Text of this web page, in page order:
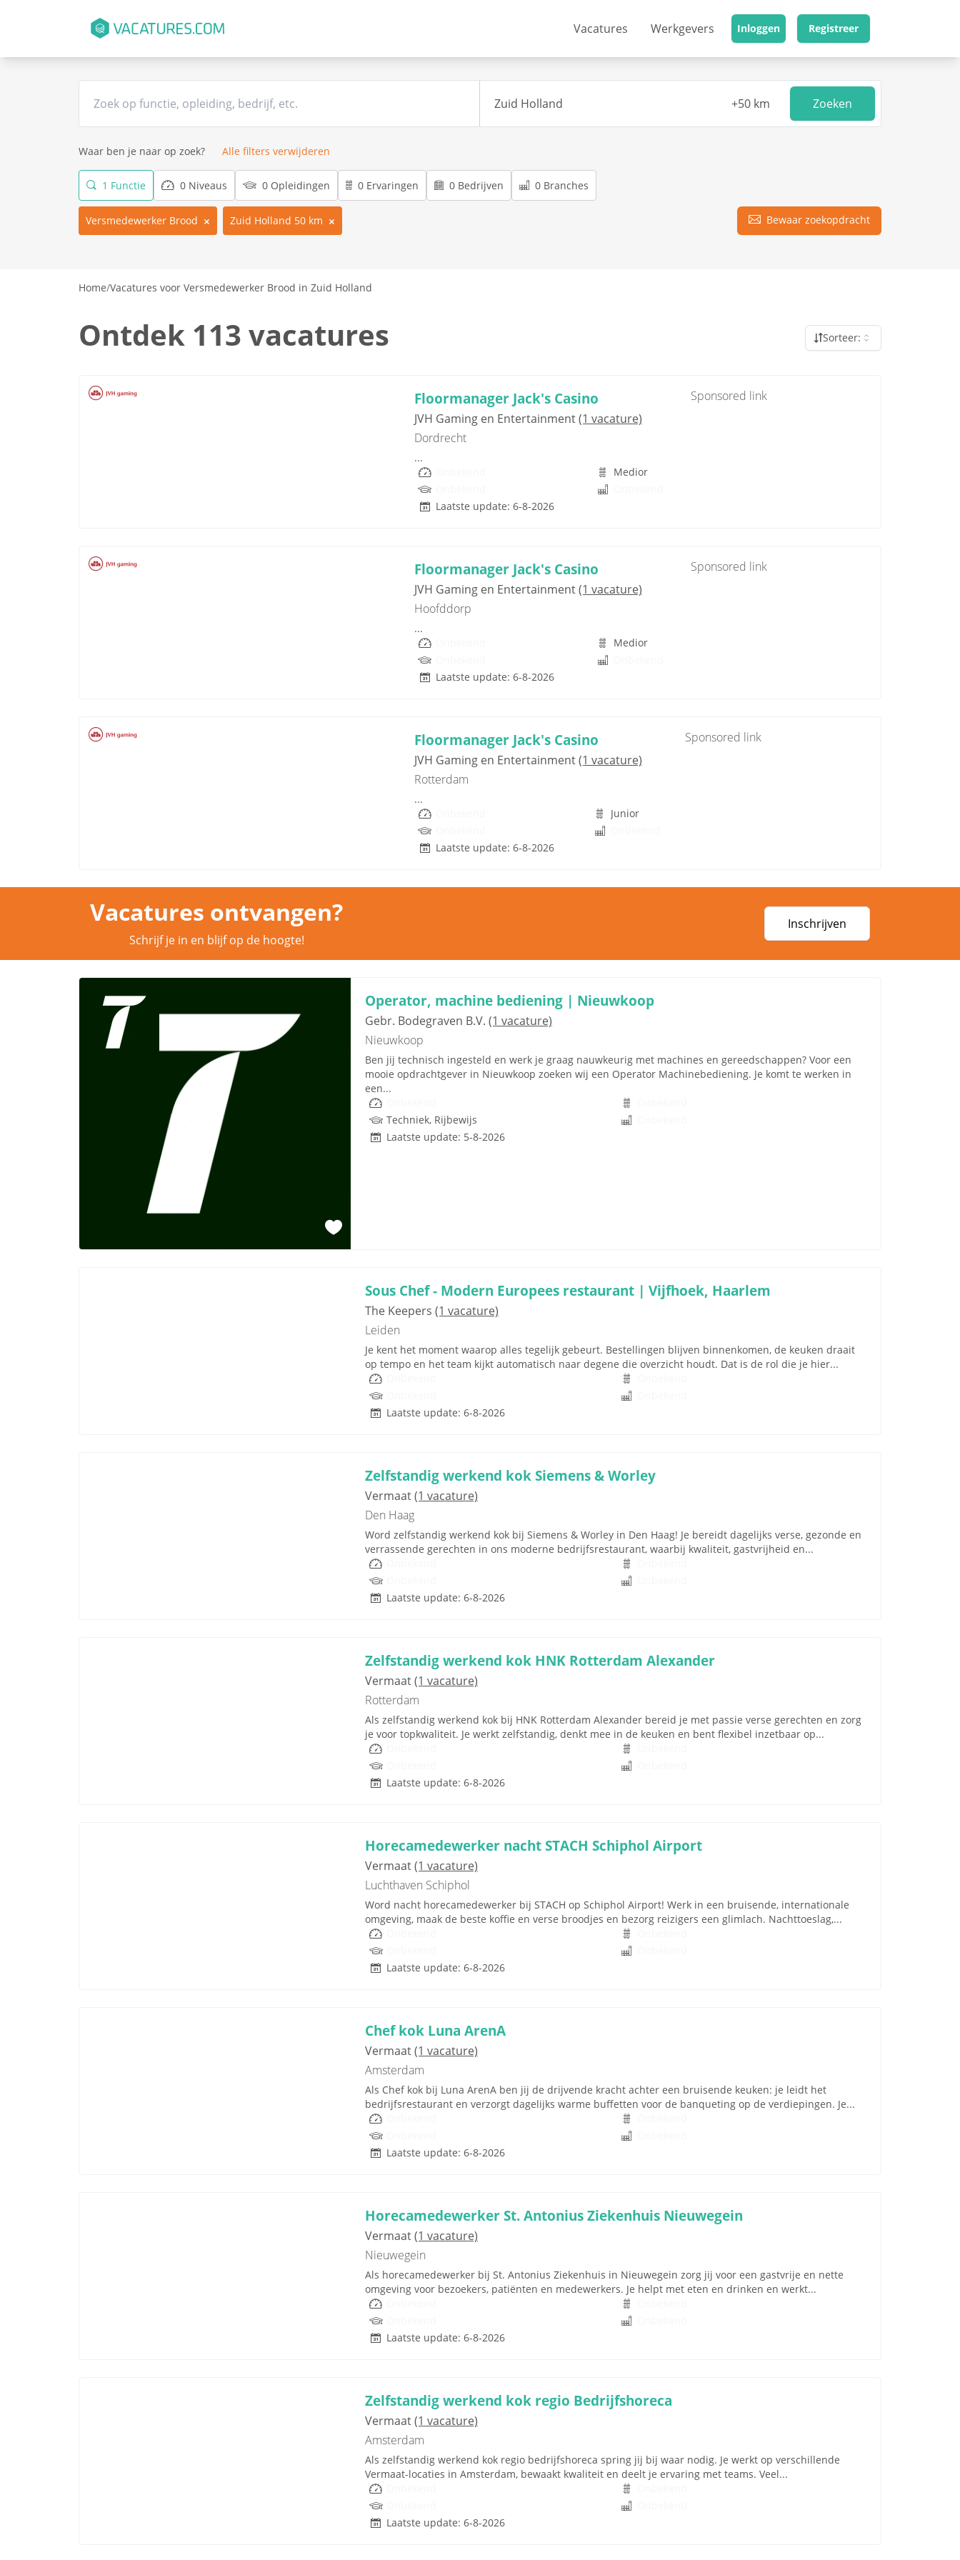
Vacatures Werkgevers Inloggen Registreer
Zoeken
Waar ben je naar op zoek? Alle filters verwijderen
1 Functie 0 Niveaus 0 Opleidingen 0 Ervaringen 0 Bedrijven 0 Branches
Versmedewerker Brood Zuid Holland 50 km Bewaar zoekopdracht
Home/Vacatures voor Versmedewerker Brood in Zuid Holland
Ontdek 113 vacatures Sorteer:
Floormanager Jack's Casino
JVH Gaming en Entertainment(1 vacature)
Dordrecht
Sponsored link
...
Medior
Laatste update: 6-8-2026
Floormanager Jack's Casino
JVH Gaming en Entertainment(1 vacature)
Hoofddorp
Sponsored link
...
Medior
Laatste update: 6-8-2026
Floormanager Jack's Casino
JVH Gaming en Entertainment(1 vacature)
Rotterdam
Sponsored link
...
Junior
Laatste update: 6-8-2026
Vacatures ontvangen?
Schrijf je in en blijf op de hoogte!
Inschrijven
Operator, machine bediening | Nieuwkoop
Gebr. Bodegraven B.V. (1 vacature)
Nieuwkoop
Ben jij technisch ingesteld en werk je graag nauwkeurig met machines en gereedschappen? Voor een
mooie opdrachtgever in Nieuwkoop zoeken wij een Operator Machinebediening. Je komt te werken in
een...
Techniek, Rijbewijs
Laatste update: 5-8-2026
Sous Chef - Modern Europees restaurant | Vijfhoek, Haarlem
The Keepers (1 vacature)
Leiden
Je kent het moment waarop alles tegelijk gebeurt. Bestellingen blijven binnenkomen, de keuken draait
op tempo en het team kijkt automatisch naar degene die overzicht houdt. Dat is de rol die je hier...
Laatste update: 6-8-2026
Zelfstandig werkend kok Siemens & Worley
Vermaat(1 vacature)
Den Haag
Word zelfstandig werkend kok bij Siemens & Worley in Den Haag! Je bereidt dagelijks verse, gezonde en
verrassende gerechten in ons moderne bedrijfsrestaurant, waarbij kwaliteit, gastvrijheid en...
Laatste update: 6-8-2026
Zelfstandig werkend kok HNK Rotterdam Alexander
Vermaat(1 vacature)
Rotterdam
Als zelfstandig werkend kok bij HNK Rotterdam Alexander bereid je met passie verse gerechten en zorg
je voor topkwaliteit. Je werkt zelfstandig, denkt mee in de keuken en bent flexibel inzetbaar op...
Laatste update: 6-8-2026
Horecamedewerker nacht STACH Schiphol Airport
Vermaat(1 vacature)
Luchthaven Schiphol
Word nacht horecamedewerker bij STACH op Schiphol Airport! Werk in een bruisende, internationale
omgeving, maak de beste koffie en verse broodjes en bezorg reizigers een glimlach. Nachttoeslag,...
Laatste update: 6-8-2026
Chef kok Luna ArenA
Vermaat(1 vacature)
Amsterdam
Als Chef kok bij Luna ArenA ben jij de drijvende kracht achter een bruisende keuken: je leidt het
bedrijfsrestaurant en verzorgt dagelijks warme buffetten voor de banqueting op de verdiepingen. Je...
Laatste update: 6-8-2026
Horecamedewerker St. Antonius Ziekenhuis Nieuwegein
Vermaat(1 vacature)
Nieuwegein
Als horecamedewerker bij St. Antonius Ziekenhuis in Nieuwegein zorg jij voor een gastvrije en nette
omgeving voor bezoekers, patiënten en medewerkers. Je helpt met eten en drinken en werkt...
Laatste update: 6-8-2026
Zelfstandig werkend kok regio Bedrijfshoreca
Vermaat(1 vacature)
Amsterdam
Als zelfstandig werkend kok regio bedrijfs­horeca spring jij bij waar nodig. Je werkt op verschillende
Vermaat-locaties in Amsterdam, bewaakt kwaliteit en deelt je ervaring met teams. Veel...
Laatste update: 6-8-2026